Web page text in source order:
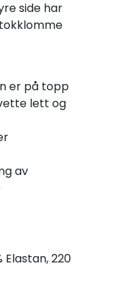
side har
er på topp
lett og
av
Elastan, 220